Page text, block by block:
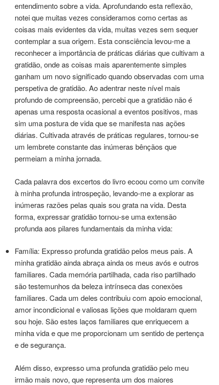
entendimento sobre a vida. Aprofundando esta reflexão,
notei que muitas vezes consideramos como certas as
coisas mais evidentes da vida, muitas vezes sem sequer
contemplar a sua origem. Esta consciência levou-me a
reconhecer a importância de práticas diárias que cultivam a
gratidão, onde as coisas mais aparentemente simples
ganham um novo significado quando observadas com uma
perspetiva de gratidão. Ao adentrar neste nível mais
profundo de compreensão, percebi que a gratidão não é
apenas uma resposta ocasional a eventos positivos, mas
sim uma postura de vida que se manifesta nas ações
diárias. Cultivada através de práticas regulares, tornou-se
um lembrete constante das inúmeras bênçãos que
permeiam a minha jornada.
Cada palavra dos excertos do livro ecoou como um convite
à minha profunda introspeção, levando-me a explorar as
inúmeras razões pelas quais sou grata na vida. Desta
forma, expressar gratidão tornou-se uma extensão
profunda aos pilares fundamentais da minha vida:
Família: Expresso profunda gratidão pelos meus pais. A
minha gratidão ainda abraça ainda os meus avós e outros
familiares. Cada memória partilhada, cada riso partilhado
são testemunhos da beleza intrínseca das conexões
familiares. Cada um deles contribuiu com apoio emocional,
amor incondicional e valiosas lições que moldaram quem
sou hoje. São estes laços familiares que enriquecem a
minha vida e que me proporcionam um sentido de pertença
e de segurança.
Além disso, expresso uma profunda gratidão pelo meu
irmão mais novo, que representa um dos maiores